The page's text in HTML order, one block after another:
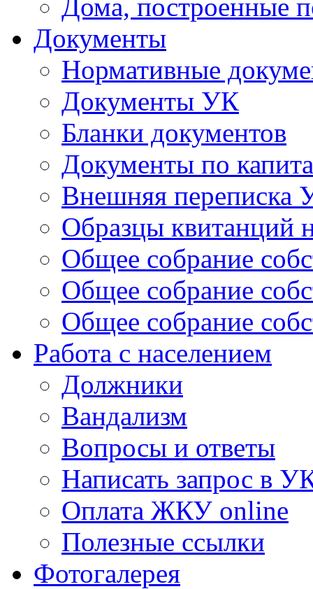
Дома, построенные
Документы
Нормативные
Документы УК
Бланки документов
Документы по
Внешняя переписка
Образцы квитанций
Общее собрание
Общее собрание
Общее собрание
Работа с населением
Должники
Вандализм
Вопросы и ответы
Написать запрос в
Оплата ЖКУ online
Полезные ссылки
Фотогалерея